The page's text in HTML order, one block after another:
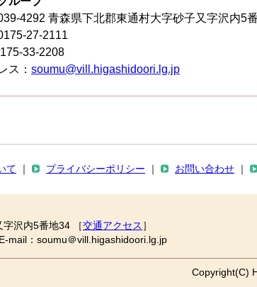
4292 青森県下北郡東通村大字砂子又字沢内5
27-2111
33-2208
ス： soumu@vill.higashidoori.lg.jp
て プライバシーポリシー お問い合わせ
沢内5番地34 ［交通アクセス ］
：soumu＠vill.higashidoori.lg.jp
Copyright(C)